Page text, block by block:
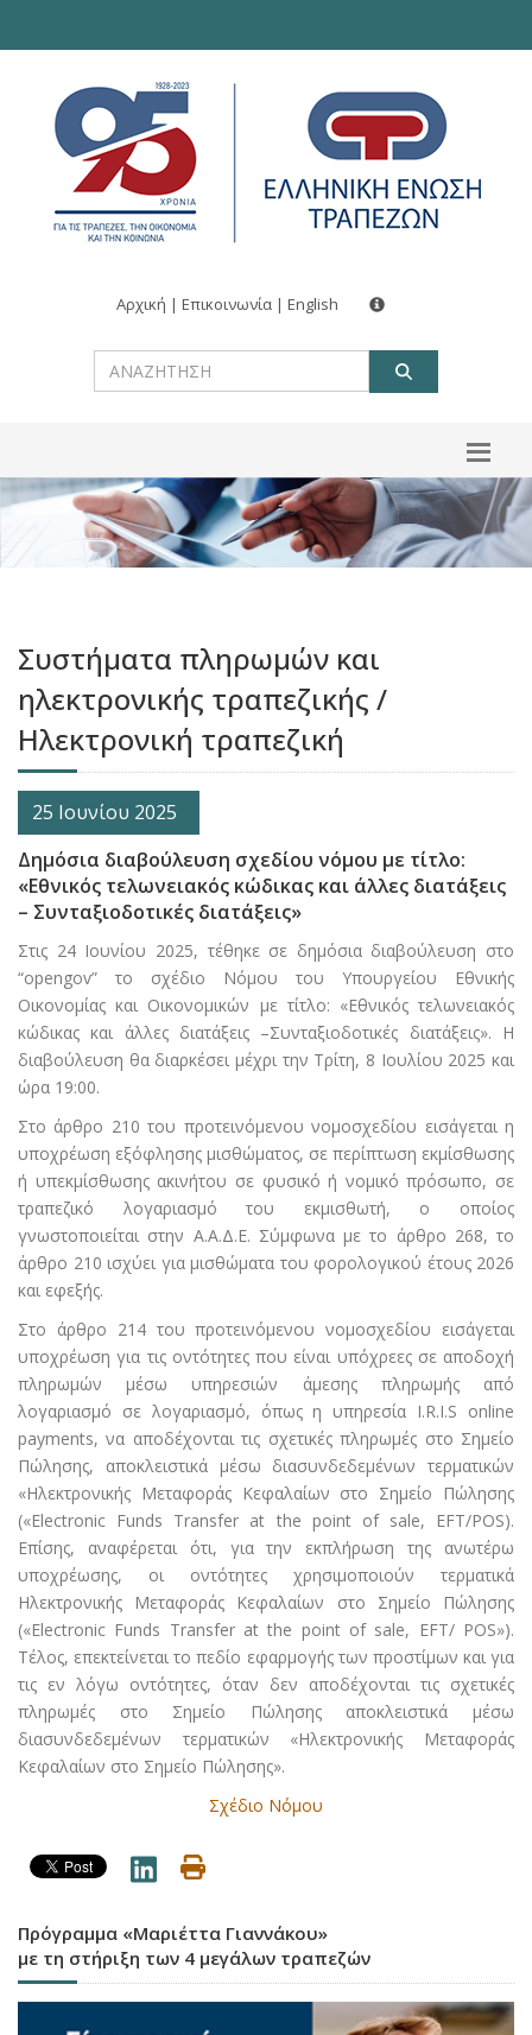
Αρχική | Επικοινωνία | English
Συστήματα πληρωμών και
ηλεκτρονικής τραπεζικής /
Ηλεκτρονική τραπεζική
25 Ιουνίου 2025
Δημόσια διαβούλευση σχεδίου νόμου με τίτλο:
«Εθνικός τελωνειακός κώδικας και άλλες διατάξεις
– Συνταξιοδοτικές διατάξεις»
Στις 24 Ιουνίου 2025, τέθηκε σε δημόσια διαβούλευση στο
“opengov” το σχέδιο Νόμου του Υπουργείου Εθνικής
Οικονομίας και Οικονομικών με τίτλο: «Εθνικός τελωνειακός
κώδικας και άλλες διατάξεις –Συνταξιοδοτικές διατάξεις». Η
διαβούλευση θα διαρκέσει μέχρι την Τρίτη, 8 Ιουλίου 2025 και
ώρα 19:00.
Στο άρθρο 210 του προτεινόμενου νομοσχεδίου εισάγεται η
υποχρέωση εξόφλησης μισθώματος, σε περίπτωση εκμίσθωσης
ή υπεκμίσθωσης ακινήτου σε φυσικό ή νομικό πρόσωπο, σε
τραπεζικό λογαριασμό του εκμισθωτή, ο οποίος
γνωστοποιείται στην Α.Α.Δ.Ε. Σύμφωνα με το άρθρο 268, το
άρθρο 210 ισχύει για μισθώματα του φορολογικού έτους 2026
και εφεξής.
Στο άρθρο 214 του προτεινόμενου νομοσχεδίου εισάγεται
υποχρέωση για τις οντότητες που είναι υπόχρεες σε αποδοχή
πληρωμών μέσω υπηρεσιών άμεσης πληρωμής από
λογαριασμό σε λογαριασμό, όπως η υπηρεσία I.R.I.S online
payments, να αποδέχονται τις σχετικές πληρωμές στο Σημείο
Πώλησης, αποκλειστικά μέσω διασυνδεδεμένων τερματικών
«Ηλεκτρονικής Μεταφοράς Κεφαλαίων στο Σημείο Πώλησης
(«Electronic Funds Transfer at the point of sale, EFT/POS).
Επίσης, αναφέρεται ότι, για την εκπλήρωση της ανωτέρω
υποχρέωσης, οι οντότητες χρησιμοποιούν τερματικά
Ηλεκτρονικής Μεταφοράς Κεφαλαίων στο Σημείο Πώλησης
(«Electronic Funds Transfer at the point of sale, EFT/ POS»).
Τέλος, επεκτείνεται το πεδίο εφαρμογής των προστίμων και για
τις εν λόγω οντότητες, όταν δεν αποδέχονται τις σχετικές
πληρωμές στο Σημείο Πώλησης αποκλειστικά μέσω
διασυνδεδεμένων τερματικών «Ηλεκτρονικής Μεταφοράς
Κεφαλαίων στο Σημείο Πώλησης».
Σχέδιο Νόμου
Πρόγραμμα «Μαριέττα Γιαννάκου»
με τη στήριξη των 4 μεγάλων τραπεζών